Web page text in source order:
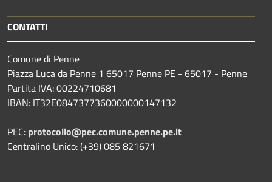
CONTATTI
Comune di Penne
Piazza Luca da Penne 1 65017 Penne PE - 65017 - Penne
Partita IVA: 00224710681
IBAN: IT32E0847377360000000147132
PEC: protocollo@pec.comune.penne.pe.it
Centralino Unico: (+39) 085 821671